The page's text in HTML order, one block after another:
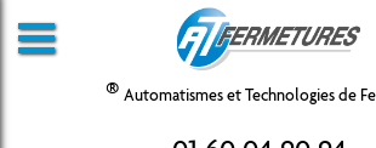
® Automatismes et Technologies de